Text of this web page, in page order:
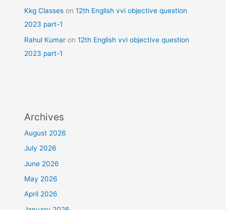
Kkg Classes on12th English vvi objective question
2023 part-1
Rahul Kumar on12th English vvi objective question
2023 part-1
Archives
August 2026
July 2026
June 2026
May 2026
April 2026